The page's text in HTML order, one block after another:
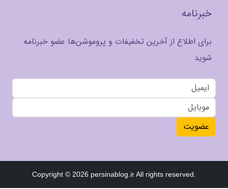
خبرنامه
برای اطلاع از آخرین تخفیفات و پروموشن‌ها عضو خبرنامه
شوید
عضویت
Copyright © 2026 persinablog.ir All rights reserved.